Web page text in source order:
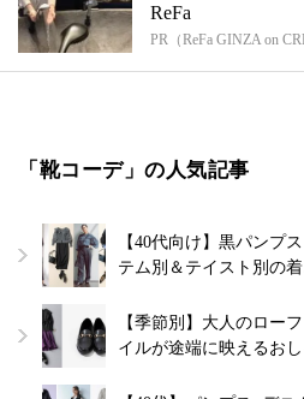
ReFa
PR（ReFa GINZA on
「靴コーデ」の人気記事
【40代向け】黒パンプ
テム別＆テイスト別の
【季節別】大人のロー
イルが途端に映えるお